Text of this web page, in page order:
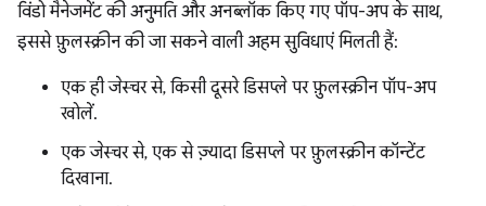
विंडो मैनेजमेंट की अनुमति और अनब्लॉक किए गए पॉप-अप के साथ,
इससे फ़ुलस्क्रीन की जा सकने वाली अहम सुविधाएं मिलती हैं:
एक ही जेस्चर से, किसी दूसरे डिसप्ले पर फ़ुलस्क्रीन पॉप-अप
खोलें.
एक जेस्चर से, एक से ज़्यादा डिसप्ले पर फ़ुलस्क्रीन कॉन्टेंट
दिखाना.